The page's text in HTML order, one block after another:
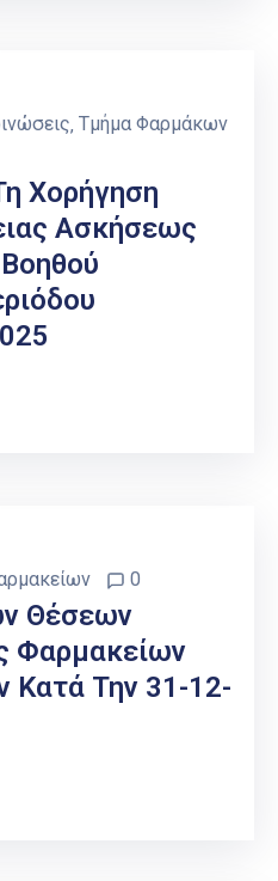
Τμήμα Φαρμάκων
Χορήγηση
Ασκήσεως
0
Θέσεων
Φαρμακείων
Κατά Την 31-12-